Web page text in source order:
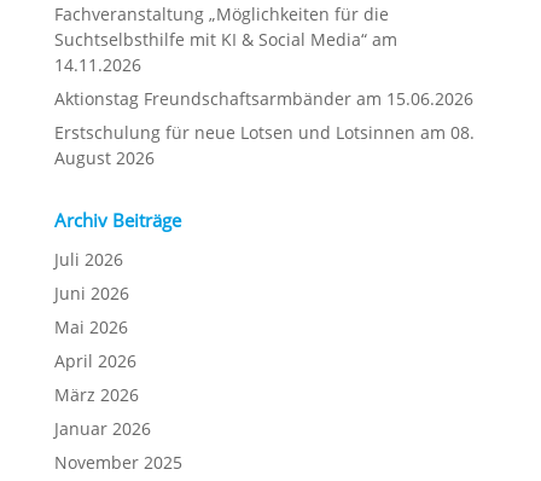
Fachveranstaltung „Möglichkeiten für die
Suchtselbsthilfe mit KI & Social Media“ am
14.11.2026
Aktionstag Freundschaftsarmbänder am 15.06.2026
Erstschulung für neue Lotsen und Lotsinnen am 08.
August 2026
Archiv Beiträge
Juli 2026
Juni 2026
Mai 2026
April 2026
März 2026
Januar 2026
November 2025